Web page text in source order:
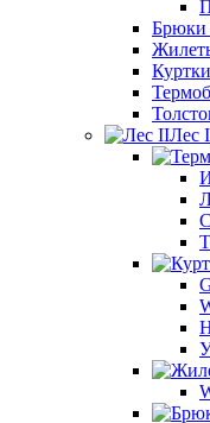
Брюки
Куртки
Лес